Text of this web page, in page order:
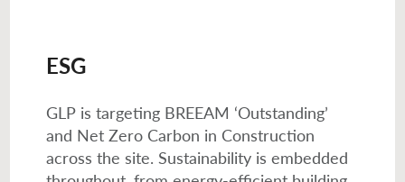
ESG
GLP is targeting BREEAM ‘Outstanding’
and Net Zero Carbon in Construction
across the site. Sustainability is embedded